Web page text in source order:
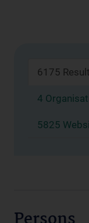
6175
4
5825